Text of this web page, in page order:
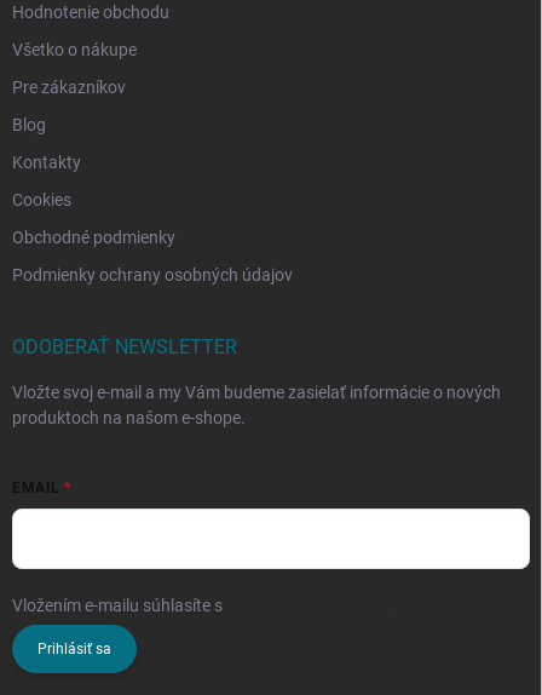
Hodnotenie obchodu
Všetko o nákupe
Pre zákazníkov
Blog
Kontakty
Cookies
Obchodné podmienky
Podmienky ochrany osobných údajov
ODOBERAŤ NEWSLETTER
Vložte svoj e-mail a my Vám budeme zasielať informácie o nových
produktoch na našom e-shope.
EMAIL
Vložením e-mailu súhlasíte s
Prihlásiť sa